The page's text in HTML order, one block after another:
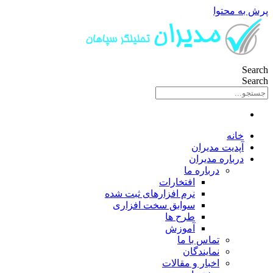
پرش به محتوا
Search
Search
خانه
آپدیت مدیران
درباره مدیران
درباره ما
افتخارات
نرم افزارهای ثبت شده
سوابق سخت افزاری
طرح ها
آموزش
تماس با ما
نمایندگان
اخبار و مقالات